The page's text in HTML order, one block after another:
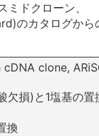
ドクローン、
のカタログから
clone,
欠損)と1塩基の置
換